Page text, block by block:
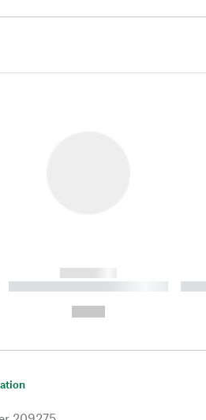
------------
----------- ----------- ----------